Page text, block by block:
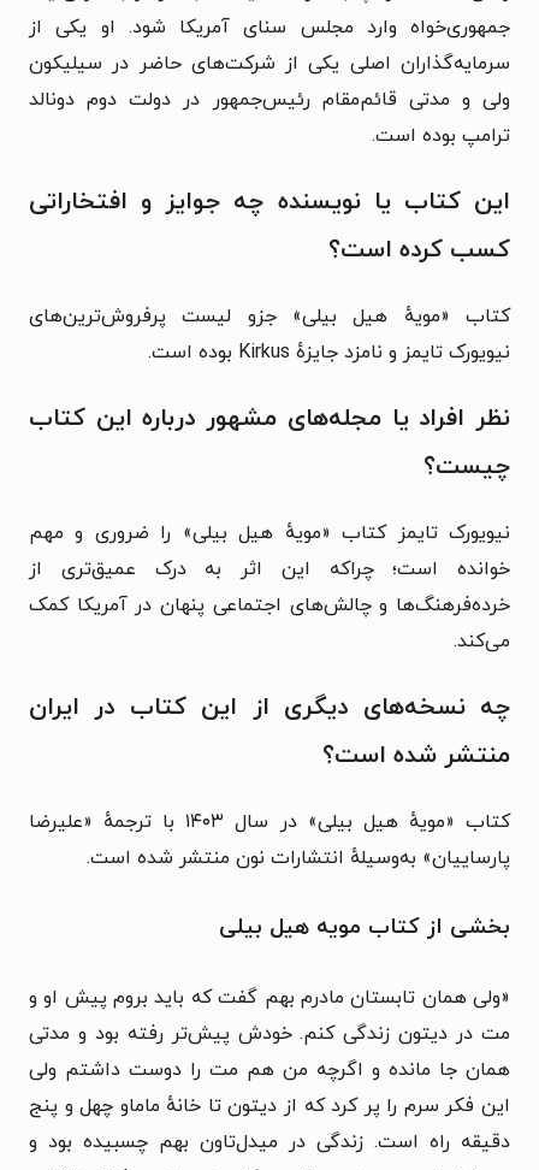
جمهوری‌خواه وارد مجلس سنای آمریکا شود. او یکی از
سرمایه‌گذاران اصلی یکی از شرکت‌های حاضر در سیلیکون
ولی و مدتی قائم‌مقام رئیس‌جمهور در دولت دوم دونالد
ترامپ بوده است.
این کتاب یا نویسنده چه جوایز و افتخاراتی
کسب کرده است؟
کتاب «مویهٔ هیل بیلی» جزو لیست پرفروش‌ترین‌های
نیویورک تایمز و نامزد جایزهٔ Kirkus بوده است.
نظر افراد یا مجله‌های مشهور درباره این کتاب
چیست؟
نیویورک تایمز کتاب «مویهٔ هیل بیلی» را ضروری و مهم
خوانده است؛ چراکه این اثر به درک عمیق‌تری از
خرده‌فرهنگ‌ها و چالش‌های اجتماعی پنهان در آمریکا کمک
می‌کند.
چه نسخه‌های دیگری از این کتاب در ایران
منتشر شده است؟
کتاب «مویهٔ هیل بیلی» در سال ۱۴۰۳ با ترجمهٔ «
علیرضا
پارساییان» به‌وسیلهٔ انتشارات نون منتشر شده است.
بخشی از کتاب مویه هیل بیلی
«ولی همان تابستان مادرم بهم گفت که باید بروم پیش او و
مت در دیتون زندگی کنم. خودش پیش‌تر رفته بود و مدتی
همان جا مانده و اگرچه من هم مت را دوست داشتم ولی
این فکر سرم را پر کرد که از دیتون تا خانهٔ ماماو چهل و پنج
دقیقه راه است. زندگی در میدل‌تاون بهم چسبیده بود و